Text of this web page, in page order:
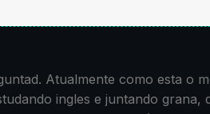
Atualmente como esta o
ingles e juntando grana,